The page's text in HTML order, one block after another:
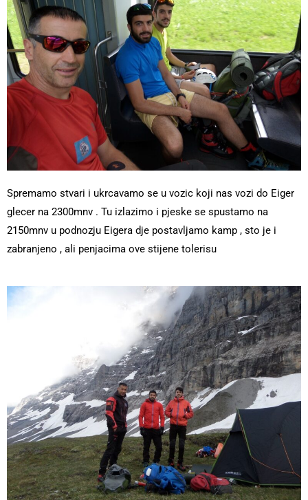
Spremamo stvari i ukrcavamo se u vozic koji nas vozi do Eiger
glecer na 2300mnv . Tu izlazimo i pjeske se spustamo na
2150mnv u podnozju Eigera dje postavljamo kamp , sto je i
zabranjeno , ali penjacima ove stijene tolerisu